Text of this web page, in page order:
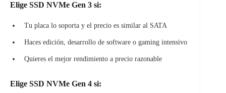
Elige SSD NVMe Gen 3 si:
Tu placa lo soporta y el precio es similar al SATA
Haces edición, desarrollo de software o gaming intensivo
Quieres el mejor rendimiento a precio razonable
Elige SSD NVMe Gen 4 si: